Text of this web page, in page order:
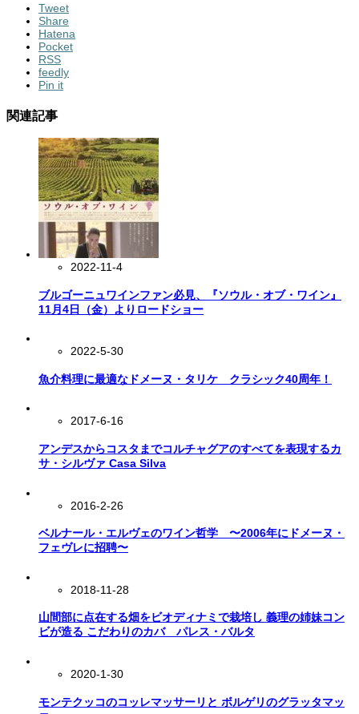
Tweet
Share
Hatena
Pocket
RSS
feedly
Pin it
関連記事
2022-11-4
ブルゴーニュワインファン必見、『ソウル・オブ・ワイン』
11月4日（金）よりロードショー
2022-5-30
魚介料理に最適なドメーヌ・タリケ クラシック40周年！
2017-6-16
アンデスからコスタまでコルチャグアのすべてを表現するカ
サ・シルヴァ Casa Silva
2016-2-26
ベルナール・エルヴェのワイン哲学 〜2006年にドメーヌ・
フェヴレに招聘〜
2018-11-28
山間部に点在する畑をビオディナミで栽培し 義理の姉妹コン
ビが造る こだわりのカバ パレス・バルタ
2020-1-30
モンテクッコのコッレマッサーリと ボルゲリのグラッタマッ